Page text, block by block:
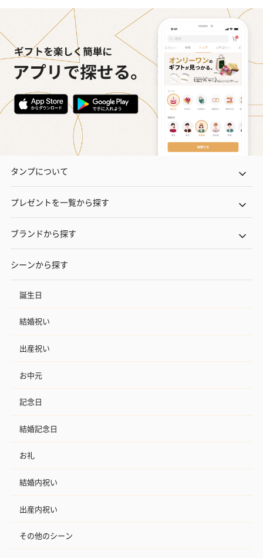
タンプについて
プレゼントを一覧から探す
ブランドから探す
シーンから探す
誕生日
結婚祝い
出産祝い
お中元
記念日
結婚記念日
お礼
結婚内祝い
出産内祝い
その他のシーン